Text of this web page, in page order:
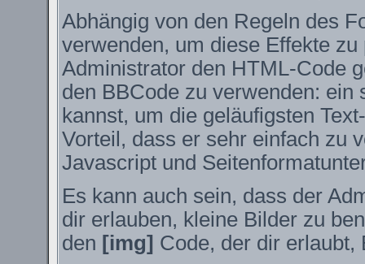
Abhängig von den Regeln des
verwenden, um diese Effekte
Administrator den HTML-Code
den BBCode zu verwenden: ein
kannst, um die geläufigsten
Vorteil, dass er sehr einfach zu
Javascript und
Es kann auch sein, dass der
dir erlauben, kleine Bilder zu
den [img] Code, der dir erlaubt,